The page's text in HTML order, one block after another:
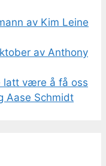
av Kim Leine
av Anthony
latt være å få oss
Aase Schmidt